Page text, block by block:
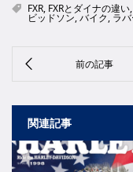
FXR, FXRとダイナの違い,
ビッドソン,バイク, ラ
関連記事